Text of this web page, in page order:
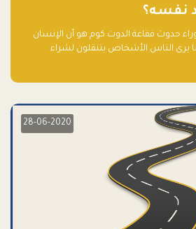
نفسه؟
حدوث فقاعة الدوت كوم هو أن الإنسان
يرى الناس الأشخاص يتنقلون لشراء
28-06-2020